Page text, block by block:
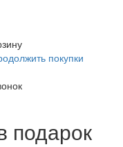
покупки
подарок